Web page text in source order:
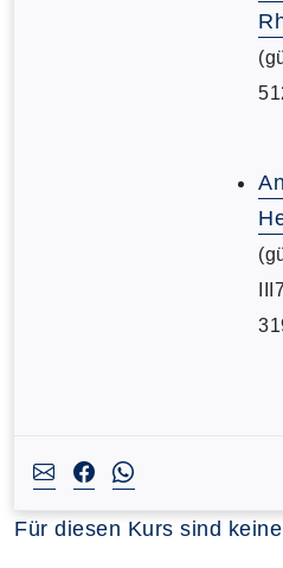
Für diesen Kurs sind